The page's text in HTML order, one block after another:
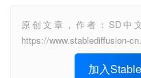
原创文章，作者：SD中
https://www.stablediffusion-
加入